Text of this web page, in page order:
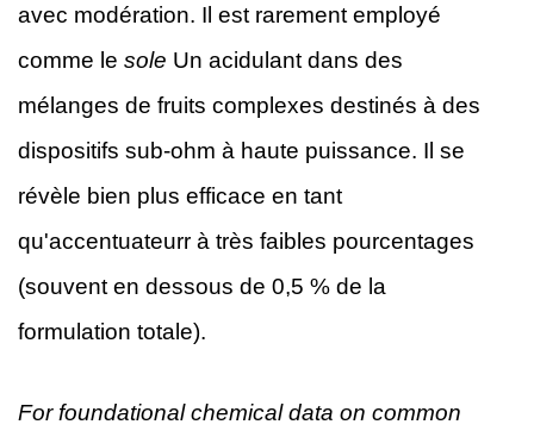
avec modération. Il est rarement employé
comme le sole Un acidulant dans des
mélanges de fruits complexes destinés à des
dispositifs sub-ohm à haute puissance. Il se
révèle bien plus efficace en tant
qu'accentuateurr à très faibles pourcentages
(souvent en dessous de 0,5 % de la
formulation totale).
For foundational chemical data on common